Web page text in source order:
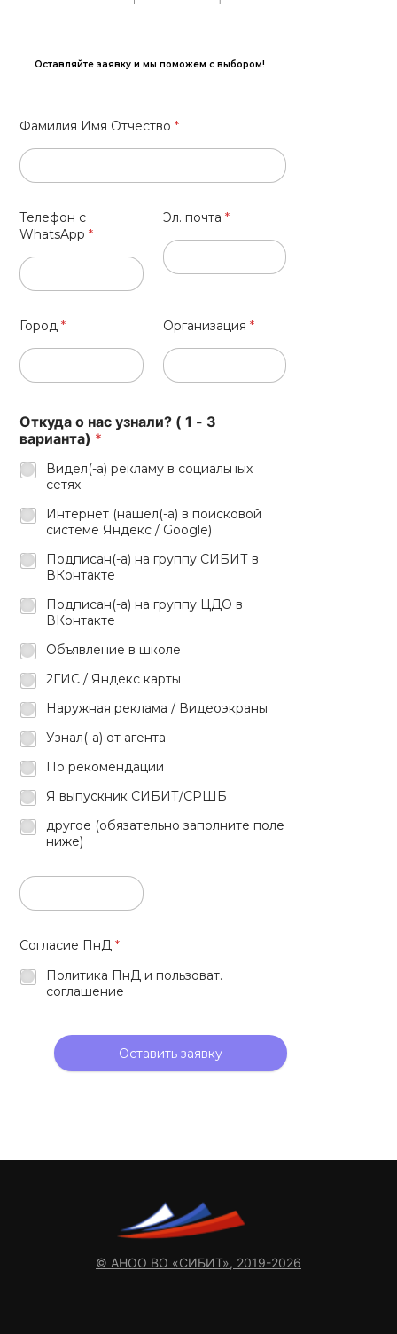
Оставляйте заявку и мы поможем с выбором!
Фамилия Имя Отчество *
Телефон с
WhatsApp *
Эл. почта *
Город * Организация *
Откуда о нас узнали? ( 1 - 3
варианта) *
Видел(-а) рекламу в социальных
сетях
Интернет (нашел(-а) в поисковой
системе Яндекс / Google)
Подписан(-а) на группу СИБИТ в
ВКонтакте
Подписан(-а) на группу ЦДО в
ВКонтакте
Объявление в школе
2ГИС / Яндекс карты
Наружная реклама / Видеоэкраны
Узнал(-а) от агента
По рекомендации
Я выпускник СИБИТ/СРШБ
другое (обязательно заполните поле
ниже)
Согласие ПнД *
Политика ПнД и пользоват.
соглашение
Оставить заявку
© АНОО ВО «СИБИТ», 2019-2026